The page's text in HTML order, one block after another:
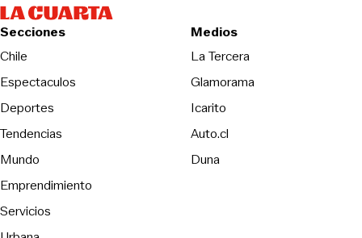
Secciones
Chile
Espectaculos
Deportes
Tendencias
Mundo
Emprendimiento
Servicios
Medios
La TerceraOpens in new
Glamorama
Icarito
Auto.cl
DunaOpens in new window